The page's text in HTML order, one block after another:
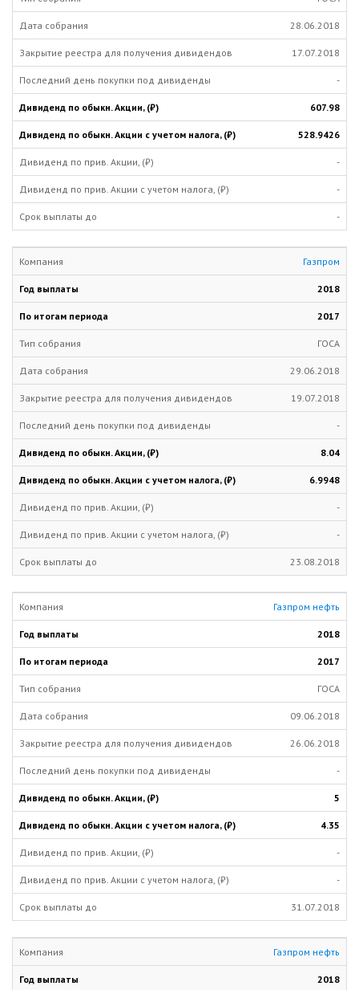
28.06.2018
17.07.2018
-
607.98
528.9426
-
-
-
Газпром
2018
2017
ГОСА
29.06.2018
19.07.2018
-
8.04
6.9948
-
-
23.08.2018
Газпром нефть
2018
2017
ГОСА
09.06.2018
26.06.2018
-
5
4.35
-
-
31.07.2018
Газпром нефть
2018